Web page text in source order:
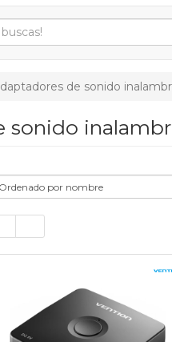
de sonido
sonido